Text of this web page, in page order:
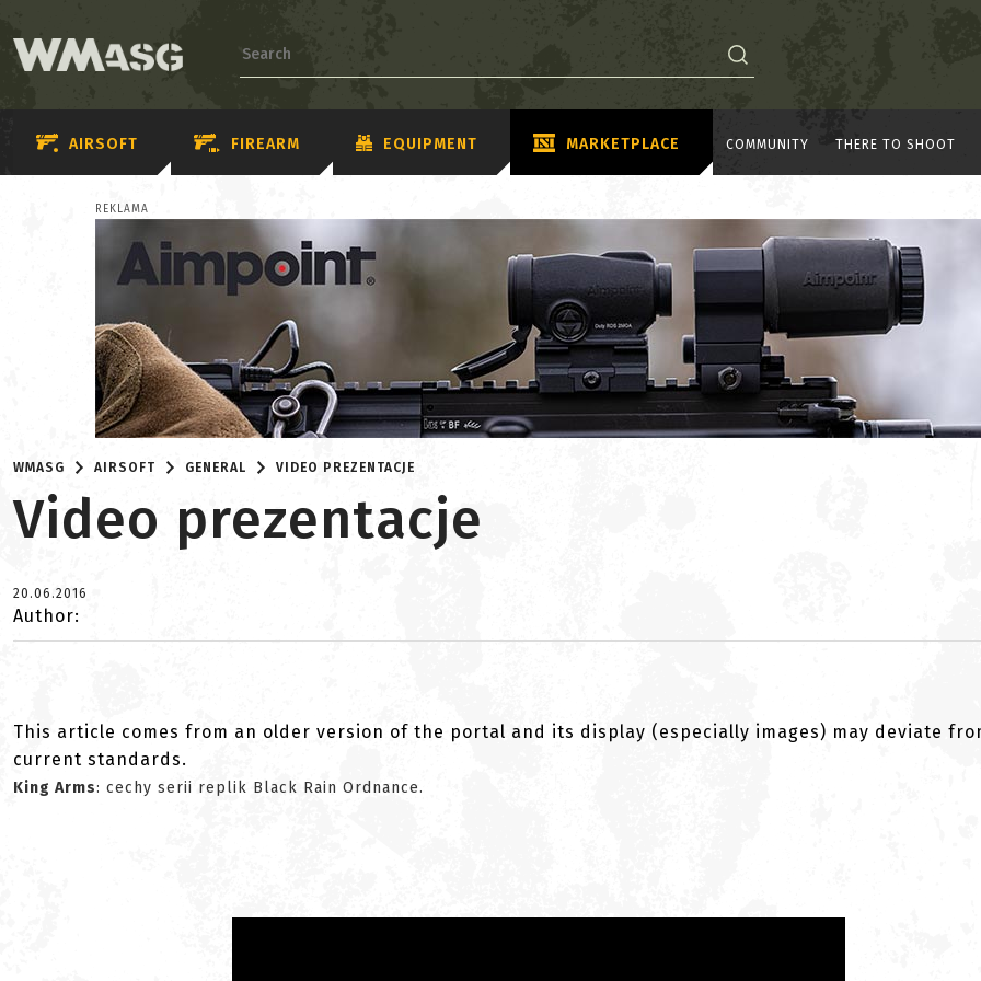
AIRSOFT FIREARM EQUIPMENT MARKETPLACE COMMUNITY THERE TO SHOOT
REKLAMA
WMASG AIRSOFT GENERAL VIDEO PREZENTACJE
Video prezentacje
20.06.2016
Author:
This article comes from an older version of the portal and its display (especially images) may deviate
current standards.
King Arms: cechy serii replik Black Rain Ordnance.